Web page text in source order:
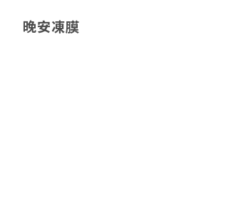
晚安凍膜